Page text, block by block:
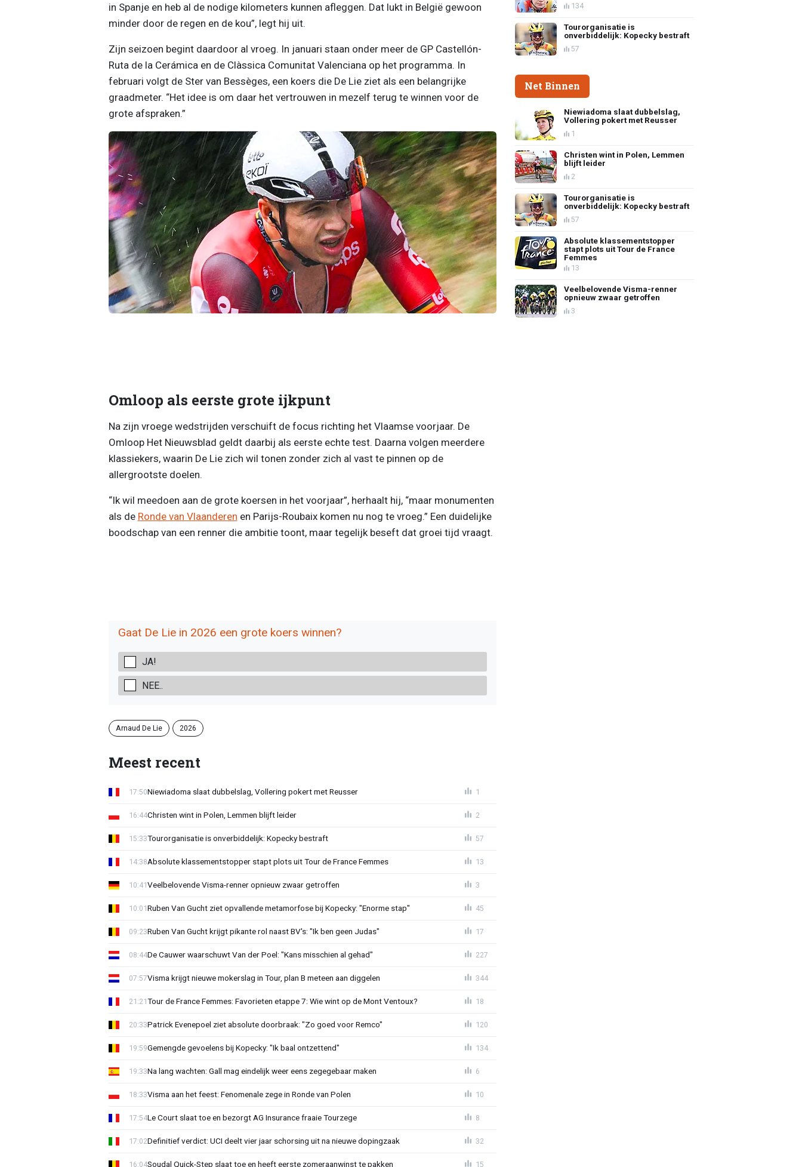
in Spanje en heb al de nodige kilometers kunnen afleggen. Dat lukt in België gewoon
minder door de regen en de kou”, legt hij uit.
Zijn seizoen begint daardoor al vroeg. In januari staan onder meer de GP Castellón-
Ruta de la Cerámica en de Clàssica Comunitat Valenciana op het programma. In
februari volgt de Ster van Bessèges, een koers die De Lie ziet als een belangrijke
graadmeter. “Het idee is om daar het vertrouwen in mezelf terug te winnen voor de
grote afspraken.”
Omloop als eerste grote ijkpunt
Na zijn vroege wedstrijden verschuift de focus richting het Vlaamse voorjaar. De
Omloop Het Nieuwsblad geldt daarbij als eerste echte test. Daarna volgen meerdere
klassiekers, waarin De Lie zich wil tonen zonder zich al vast te pinnen op de
allergrootste doelen.
“Ik wil meedoen aan de grote koersen in het voorjaar”, herhaalt hij, “maar monumenten
als de Ronde van Vlaanderen en Parijs-Roubaix komen nu nog te vroeg.” Een duidelijke
boodschap van een renner die ambitie toont, maar tegelijk beseft dat groei tijd vraagt.
Gaat De Lie in 2026 een grote koers winnen?
JA!
NEE..
Arnaud De Lie 2026
Meest recent
Niewiadoma slaat dubbelslag, Vollering pokert met Reusser
17:50 1
Christen wint in Polen, Lemmen blijft leider
16:44 2
Tourorganisatie is onverbiddelijk: Kopecky bestraft
15:33 57
Absolute klassementstopper stapt plots uit Tour de France Femmes
14:38 13
Veelbelovende Visma-renner opnieuw zwaar getroffen
10:41 3
Ruben Van Gucht ziet opvallende metamorfose bij Kopecky: "Enorme stap"
10:01 45
Ruben Van Gucht krijgt pikante rol naast BV's: "Ik ben geen Judas"
09:23 17
De Cauwer waarschuwt Van der Poel: "Kans misschien al gehad"
08:44 227
Visma krijgt nieuwe mokerslag in Tour, plan B meteen aan diggelen
07:57 344
Tour de France Femmes: Favorieten etappe 7: Wie wint op de Mont Ventoux?
21:21 18
Patrick Evenepoel ziet absolute doorbraak: "Zo goed voor Remco"
20:33 120
Gemengde gevoelens bij Kopecky: "Ik baal ontzettend"
19:59 134
Na lang wachten: Gall mag eindelijk weer eens zegegebaar maken
19:33 6
Visma aan het feest: Fenomenale zege in Ronde van Polen
18:33 10
Le Court slaat toe en bezorgt AG Insurance fraaie Tourzege
17:54 8
Definitief verdict: UCI deelt vier jaar schorsing uit na nieuwe dopingzaak
17:02 32
Soudal Quick-Step slaat toe en heeft eerste zomeraanwinst te pakken
16:04 15
134
Tourorganisatie is
onverbiddelijk: Kopecky bestraft
57
Net Binnen
Niewiadoma slaat dubbelslag,
Vollering pokert met Reusser
1
Christen wint in Polen, Lemmen
blijft leider
2
Tourorganisatie is
onverbiddelijk: Kopecky bestraft
57
Absolute klassementstopper
stapt plots uit Tour de France
Femmes
13
Veelbelovende Visma-renner
opnieuw zwaar getroffen
3